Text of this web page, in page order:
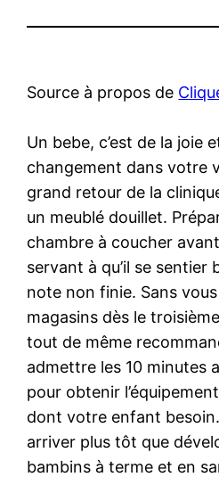
Source à propos de
Un bebe, c’est de la joie
changement dans votre
grand retour de la
un meublé douillet.
chambre à coucher
servant à qu’il se sentier
note non finie. Sans
magasins dès le
tout de même
admettre les 10 minutes
pour obtenir
dont votre enfant
arriver plus tôt que
bambins à terme et en